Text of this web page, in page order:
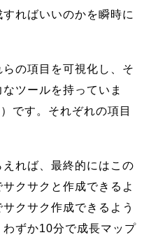
ればいいのかを瞬時に
の項目を可視化し、そ
ツールを持っていま
です。それぞれの項目
れば、最終的にはこの
クサクと作成できるよ
クサク作成できるよう
ずか10分で成長マップ